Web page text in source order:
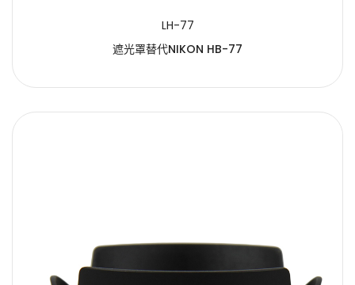
LH-77
遮光罩替代NIKON HB-77